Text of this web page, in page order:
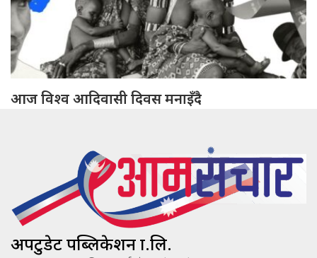
आज विश्व आदिवासी दिवस मनाइँदै
अपटुडेट पब्लिकेशन प्रा.लि.